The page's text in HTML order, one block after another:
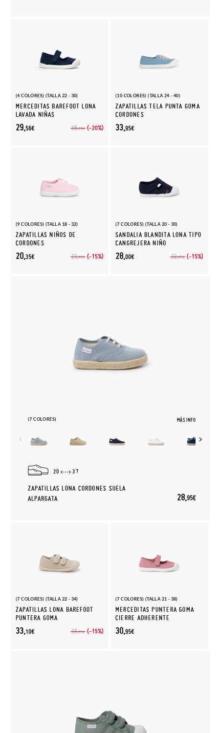
(4 COLORES) (TALLA 22 - 30)
MERCEDITAS BAREFOOT LONA
LAVADA NIÑAS
36,95€ (-20%)
29,56€
(10 COLORES) (TALLA 24 - 40)
ZAPATILLAS TELA PUNTA GOMA
CORDONES
33,95€
(9 COLORES) (TALLA 18 - 32)
ZAPATILLAS NIÑOS DE
CORDONES
23,95€ (-15%)
20,35€
(7 COLORES) (TALLA 20 - 30)
SANDALIA BLANDITA LONA TIPO
CANGREJERA NIÑO
32,95€ (-15%)
28,00€
(7 COLORES) MÁS INFO
20 37
ZAPATILLAS LONA CORDONES SUELA
ALPARGATA
28,95€
(7 COLORES) (TALLA 22 - 34)
ZAPATILLAS LONA BAREFOOT
PUNTERA GOMA
38,95€ (-15%)
33,10€
(7 COLORES) (TALLA 21 - 38)
MERCEDITAS PUNTERA GOMA
CIERRE ADHERENTE
30,95€